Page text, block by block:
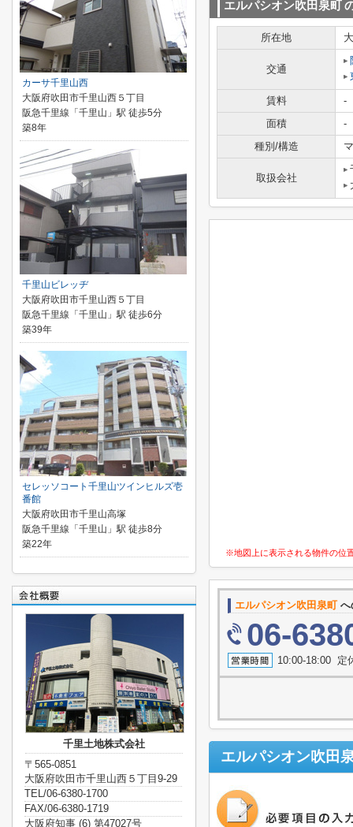
エルパシオン吹田泉町
所在地
交通
賃料
-
面積
-
種別/構造
取扱会社
※地図上に表示される物件の位
エルパシオン吹田泉町へ
06-
10:00-18:00 定
エルパシオン吹田
カーサ千里山西
大阪府吹田市千里山西５丁目
阪急千里線「千里山」駅 徒歩5分
築8年
千里山ビレッヂ
大阪府吹田市千里山西５丁目
阪急千里線「千里山」駅 徒歩6分
築39年
セレッソコート千里山ツインヒルズ壱
番館
大阪府吹田市千里山高塚
阪急千里線「千里山」駅 徒歩8分
築22年
千里土地株式会社
〒565-0851
大阪府吹田市千里山西５丁目9-29
TEL/06-6380-1700
FAX/06-6380-1719
大阪府知事 (6) 第47027号